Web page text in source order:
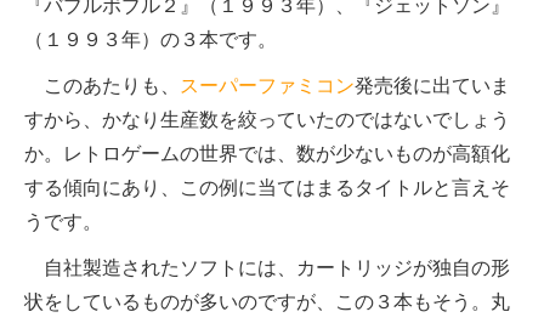
『バブルボブル２』（１９９３年）、『ジェットソン』
（１９９３年）の３本です。
このあたりも、 スーパーファミコン発売後に出ていま
すから、かなり生産数を絞っていたのではないでしょう
か。レトロゲームの世界では、数が少ないものが高額化
する傾向にあり、この例に当てはまるタイトルと言えそ
うです。
自社製造されたソフトには、カートリッジが独自の形
状をしているものが多いのですが、この３本もそう。丸